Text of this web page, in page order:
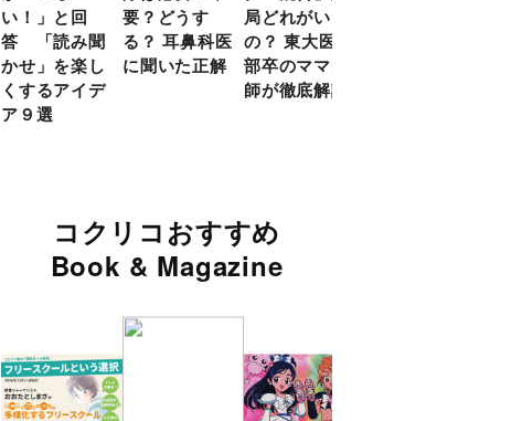
い！」と回
答 「読み聞
かせ」を楽し
くするアイデ
ア９選
要？どうす
る？ 耳鼻科医
に聞いた正解
局どれがいい
の？ 東大医学
部卒のママ医
師が徹底解説
コクリコおすすめ
Book & Magazine